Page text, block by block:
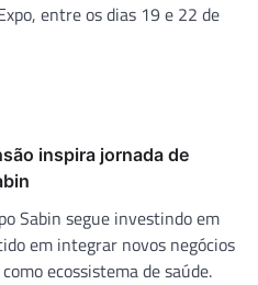
entre os dias 19 e 22 de
inspira jornada de
Sabin segue investindo em
em integrar novos negócios
ecossistema de saúde.